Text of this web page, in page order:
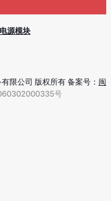
源模块
公司 版权所有 备案号： 闽
号